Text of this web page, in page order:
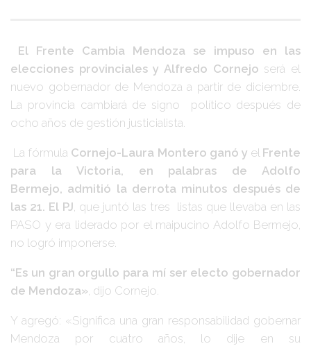
El Frente Cambia Mendoza se impuso en las
elecciones provinciales y Alfredo Cornejo será el
nuevo gobernador de Mendoza a partir de diciembre.
La provincia cambiará de signo político después de
ocho años de gestión justicialista.
La fórmula Cornejo-Laura Montero ganó y el Frente
para la Victoria, en palabras de Adolfo
Bermejo, admitió la derrota minutos después de
las 21. El PJ, que juntó las tres listas que llevaba en las
PASO y era liderado por el maipucino Adolfo Bermejo,
no logró imponerse.
“Es un gran orgullo para mí ser electo gobernador
de Mendoza» , dijo Cornejo.
Y agregó: «Significa una gran responsabilidad gobernar
Mendoza por cuatro años, lo dije en su